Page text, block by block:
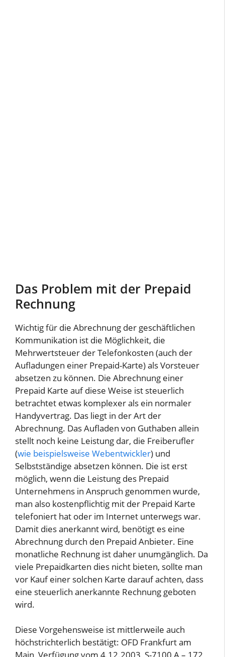
Das Problem mit der Prepaid
Rechnung
Wichtig für die Abrechnung der geschäftlichen
Kommunikation ist die Möglichkeit, die
Mehrwertsteuer der Telefonkosten (auch der
Aufladungen einer Prepaid-Karte) als Vorsteuer
absetzen zu können. Die Abrechnung einer
Prepaid Karte auf diese Weise ist steuerlich
betrachtet etwas komplexer als ein normaler
Handyvertrag. Das liegt in der Art der
Abrechnung. Das Aufladen von Guthaben allein
stellt noch keine Leistung dar, die Freiberufler
(wie beispielsweise Webentwickler) und
Selbstständige absetzen können. Die ist erst
möglich, wenn die Leistung des Prepaid
Unternehmens in Anspruch genommen wurde,
man also kostenpflichtig mit der Prepaid Karte
telefoniert hat oder im Internet unterwegs war.
Damit dies anerkannt wird, benötigt es eine
Abrechnung durch den Prepaid Anbieter. Eine
monatliche Rechnung ist daher unumgänglich. Da
viele Prepaidkarten dies nicht bieten, sollte man
vor Kauf einer solchen Karte darauf achten, dass
eine steuerlich anerkannte Rechnung geboten
wird.
Diese Vorgehensweise ist mittlerweile auch
höchstrichterlich bestätigt: OFD Frankfurt am